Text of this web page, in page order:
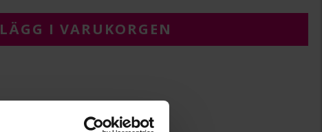
LÄGG I VARUKORGEN